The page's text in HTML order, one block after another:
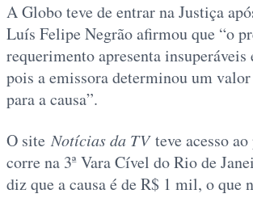
A Globo teve de entrar na Justiça
Luís Felipe Negrão afirmou que “o
requerimento apresenta insuperáveis
pois a emissora determinou um
para a causa”.
O siteNotícias da TVteve acesso ao
corre na 3ª Vara Cível do Rio de
diz que a causa é de R$ 1 mil, o que